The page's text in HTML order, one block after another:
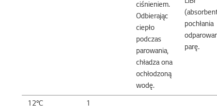
ciśnieniem.
Odbierając
ciepło
podczas
parowania,
chładza ona
ochłodzoną
wodę.
pochłania
parę.
12°C 1